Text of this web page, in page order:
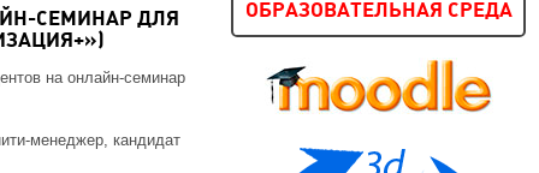
СЕМИНАР ДЛЯ
на онлайн-семинар
менеджер, кандидат
ОБРАЗОВАТЕЛЬНАЯ СРЕДА